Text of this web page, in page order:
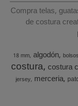
Compra telas,
de costura
18 mm algodón bolsos
costura costura
jersey merceria